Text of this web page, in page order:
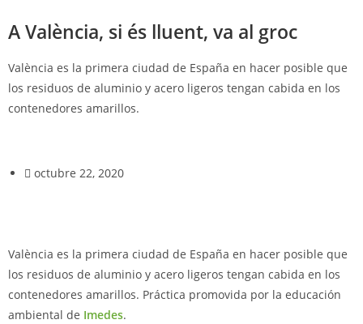
A València, si és lluent, va al groc
València es la primera ciudad de España en hacer posible que
los residuos de aluminio y acero ligeros tengan cabida en los
contenedores amarillos.
octubre 22, 2020
València es la primera ciudad de España en hacer posible que
los residuos de aluminio y acero ligeros tengan cabida en los
contenedores amarillos. Práctica promovida por la educación
ambiental de Imedes.